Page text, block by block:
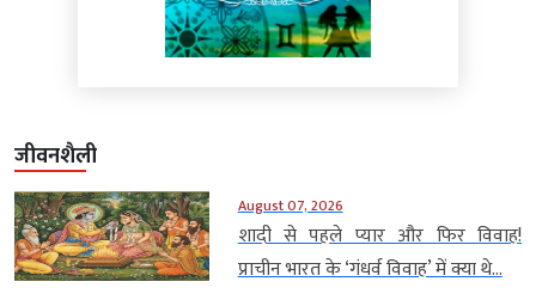
जीवनशैली
August 07, 2026
शादी से पहले प्यार और फिर विवाह!
प्राचीन भारत के ‘गंधर्व विवाह’ में क्या थे...